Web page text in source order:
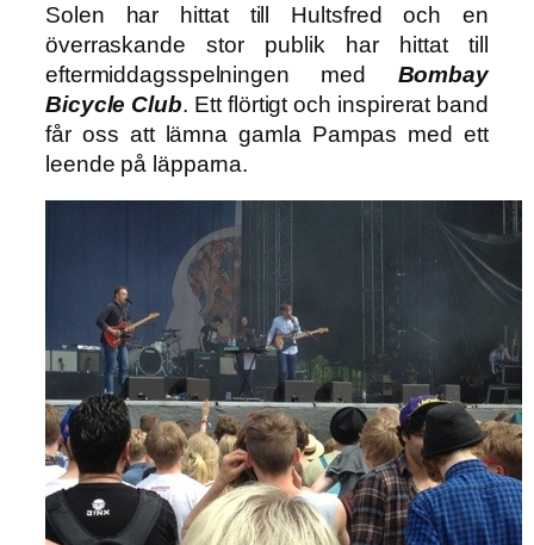
Solen har hittat till Hultsfred och en
överraskande stor publik har hittat till
eftermiddagsspelningen med
Bombay
Bicycle Club. Ett flörtigt och inspirerat band
får oss att lämna gamla Pampas med ett
leende på läpparna.